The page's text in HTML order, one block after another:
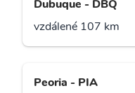
Dubuque - DBQ
vzdálené 107 km
Peoria - PIA